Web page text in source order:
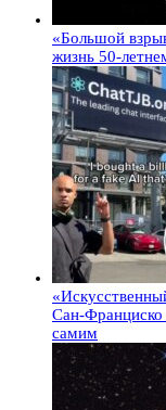
«Большой
жизнь 50-
Сан-Франциско
самим